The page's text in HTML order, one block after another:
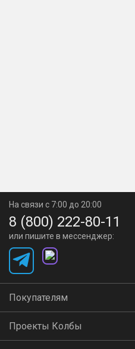
На связи с 7:00 до 20:00
8 (800) 222-80-11
или пишите в мессенджер:
Покупателям
Проекты Колбы